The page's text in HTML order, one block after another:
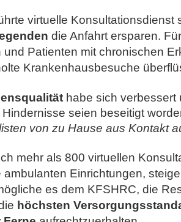
virtuelle Konsultationsdienst
die Anfahrt ersparen.
und Patienten mit chronischen
Krankenhausbesuche
habe sich
Hindernisse seien beseitigt
von zu Hause aus Kontakt
mehr als 800 virtuellen
ambulanten Einrichtungen,
es dem KFSHRC, die
höchsten